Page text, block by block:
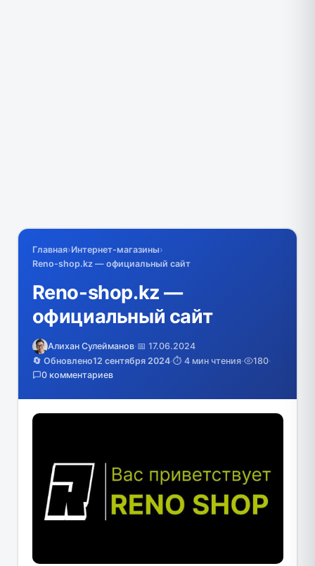
Главная›Интернет-магазины›
Reno-shop.kz — официальный сайт
Reno-shop.kz —
официальный сайт
Алихан Сулейманов·📅 17.06.2024
🔄 Обновлено12 сентября 2024·⏱️ 4 мин чтения· 180·
0 комментариев